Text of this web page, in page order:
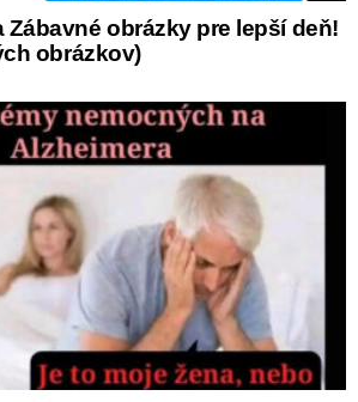
Zábavné obrázky pre lepší deň!
obrázkov)